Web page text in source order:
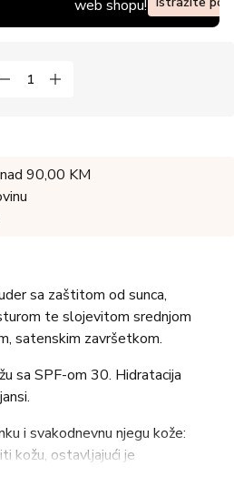
web shopu!
90,00 KM
sa zaštitom od sunca,
te slojevitom srednjom
satenskim završetkom.
sa SPF-om 30. Hidratacija
i svakodnevnu njegu kože:
kožu, ostavljajući je
S integriranim SPF-om 30, štiti